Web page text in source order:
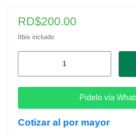
RD$200.00
Itbis incluido
Papel
Deli
Pidelo vía
Cotizar al por mayor